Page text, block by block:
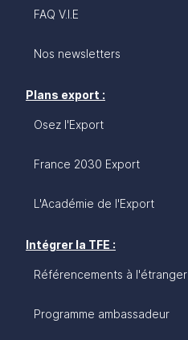
FAQ V.I.E
Nos newsletters
Plans export :
Osez l'Export
France 2030 Export
L'Académie de l'Export
Intégrer la TFE :
Référencements à l'étranger
Programme ambassadeur